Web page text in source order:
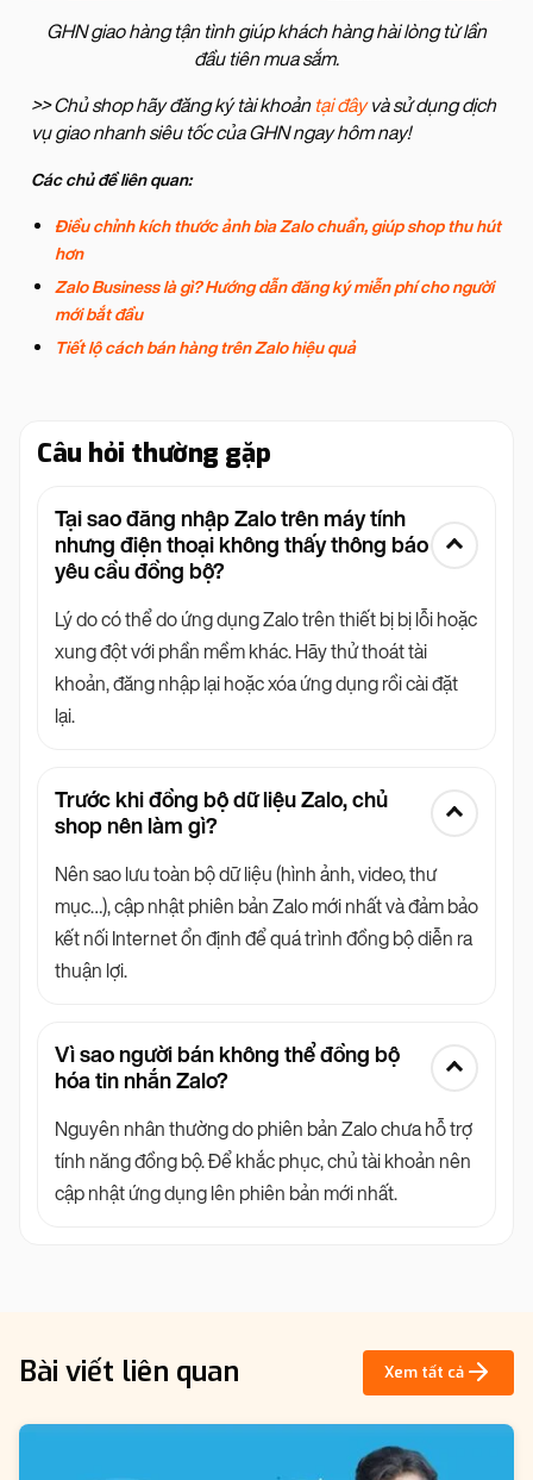
GHN giao hàng tận tình giúp khách hàng hài lòng từ lần
đầu tiên mua sắm.
>> Chủ shop hãy đăng ký tài khoản tại đâyvà sử dụng dịch
vụ giao nhanh siêu tốc của GHN ngay hôm nay!
Các chủ đề liên quan:
Điều chỉnh kích thước ảnh bìa Zalo chuẩn, giúp shop thu hút
hơn
Zalo Business là gì? Hướng dẫn đăng ký miễn phí cho người
mới bắt đầu
Tiết lộ cách bán hàng trên Zalo hiệu quả
Câu hỏi thường gặp
Tại sao đăng nhập Zalo trên máy tính
nhưng điện thoại không thấy thông báo
yêu cầu đồng bộ?
Lý do có thể do ứng dụng Zalo trên thiết bị bị lỗi hoặc
xung đột với phần mềm khác. Hãy thử thoát tài
khoản, đăng nhập lại hoặc xóa ứng dụng rồi cài đặt
lại.
Trước khi đồng bộ dữ liệu Zalo, chủ
shop nên làm gì?
Nên sao lưu toàn bộ dữ liệu (hình ảnh, video, thư
mục…), cập nhật phiên bản Zalo mới nhất và đảm bảo
kết nối Internet ổn định để quá trình đồng bộ diễn ra
thuận lợi.
Vì sao người bán không thể đồng bộ
hóa tin nhắn Zalo?
Nguyên nhân thường do phiên bản Zalo chưa hỗ trợ
tính năng đồng bộ. Để khắc phục, chủ tài khoản nên
cập nhật ứng dụng lên phiên bản mới nhất.
Bài viết liên quan Xem tất cả